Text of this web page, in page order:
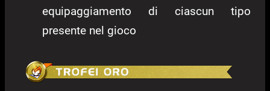
equipaggiamento di ciascun tipo
presente nel gioco